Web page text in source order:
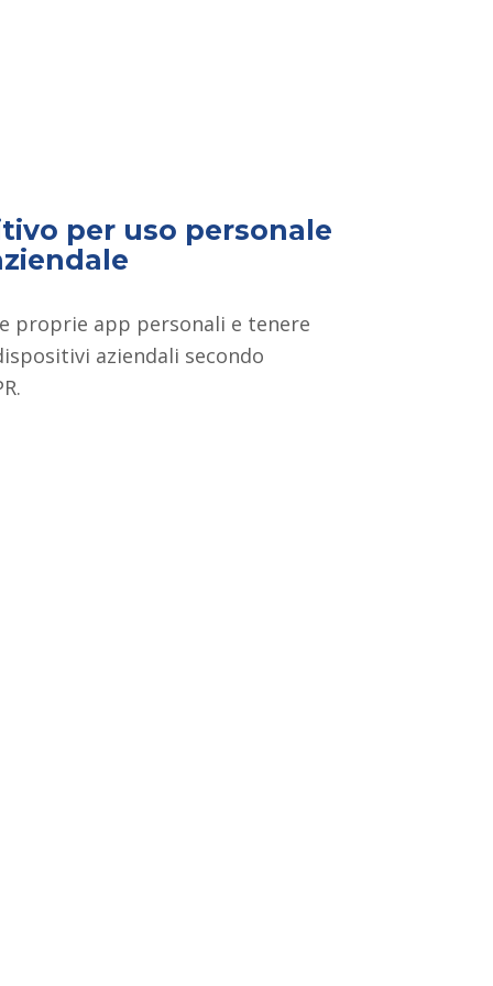
per uso personale
proprie app personali e tenere
aziendali secondo